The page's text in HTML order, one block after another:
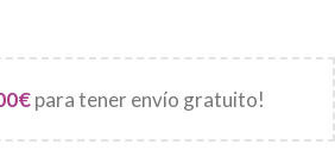
€para tener envío gratuito!